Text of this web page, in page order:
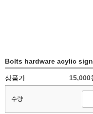
Bolts hardware acylic
상품가 15,000
수량